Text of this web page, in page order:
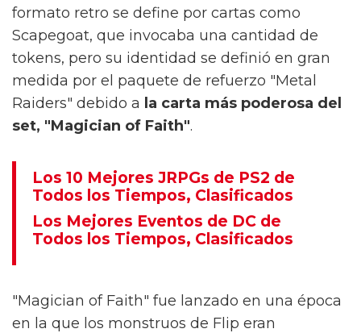
formato retro se define por cartas como
Scapegoat, que invocaba una cantidad de
tokens, pero su identidad se definió en gran
medida por el paquete de refuerzo "Metal
Raiders" debido a la carta más poderosa del
set, "Magician of Faith".
Los 10 Mejores JRPGs de PS2 de
Todos los Tiempos, Clasificados
Los Mejores Eventos de DC de
Todos los Tiempos, Clasificados
"Magician of Faith" fue lanzado en una época
en la que los monstruos de Flip eran